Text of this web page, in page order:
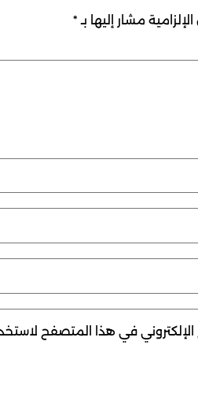
مشار إليها بـ *
الإلكتروني في هذا المتصفح